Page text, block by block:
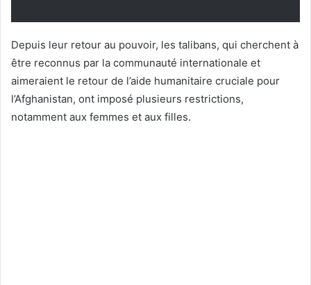
Depuis leur retour au pouvoir, les talibans, qui cherchent à
être reconnus par la communauté internationale et
aimeraient le retour de l’aide humanitaire cruciale pour
l’Afghanistan, ont imposé plusieurs restrictions,
notamment aux femmes et aux filles.